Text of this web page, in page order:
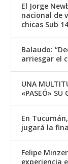
El Jorge
nacional de
chicas Sub 14
Balaudo:
arriesgar el
UNA
«PASEÓ» SU
En
jugará la
Felipe
experiencia